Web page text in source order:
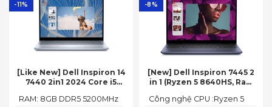
-11%
[Like New] Dell Inspiron 14
7440 2in1 2024 Core i5
FHD+
RAM: 8GB DDR5 5200MHz
-8%
[New] Dell Inspiron 7445 2
in 1 (Ryzen 5 8640HS, Ram
Radeon,14 FHD+ Touch)
Công nghệ CPU :Ryzen 5